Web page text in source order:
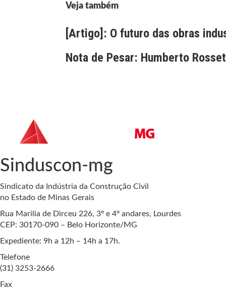
Veja também
[Artigo]: O futuro das obras
Nota de Pesar: Humberto
Sinduscon-mg
Sindicato da Indústria da Construção Civil
no Estado de Minas Gerais
Rua Marilia de Dirceu 226, 3º e 4º andares, Lourdes
CEP: 30170-090 – Belo Horizonte/MG
Expediente: 9h a 12h – 14h a 17h.
Telefone
(31) 3253-2666
Fax